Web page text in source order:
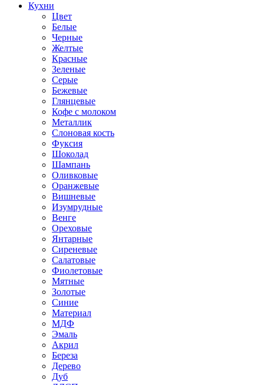
Кухни
Цвет
Белые
Черные
Желтые
Красные
Зеленые
Серые
Бежевые
Глянцевые
Кофе с молоком
Металлик
Слоновая кость
Фуксия
Шоколад
Шампань
Оливковые
Оранжевые
Вишневые
Изумрудные
Венге
Ореховые
Янтарные
Сиреневые
Салатовые
Фиолетовые
Мятные
Золотые
Синие
Материал
МДФ
Эмаль
Акрил
Береза
Дерево
Дуб